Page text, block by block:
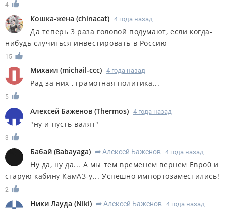
4
Кошка-жена (chinacat) 4 года назад
Да теперь 3 раза головой подумают, если когда-
нибудь случиться инвестировать в Россию
15
Михаил (michail-ccc) 4 года назад
Рад за них , грамотная политика...
5
Алексей Баженов (Thermos) 4 года назад
"ну и пусть валят"
3
Бабай (Babayaga) R Алексей Баженов 4 года назад
Ну да, ну да... А мы тем временем вернем Евро0 и
старую кабину КамАЗ-у... Успешно импортозаместились!
2
Ники Лауда (Niki) R Алексей Баженов 4 года назад